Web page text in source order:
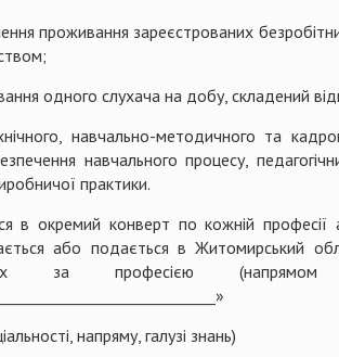
проживання зареєстрованих
одного слухача на добу, складений
навчально-методичного та
навчального процесу,
практики.
в окремий конверт по кожній професії
або подається в Житомирський
професією (напрямом підвищення
напряму, галузі знань)